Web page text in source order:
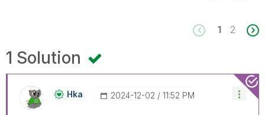
1 2
1 Solution
Hka ‎2024-12-02 11:52 PM